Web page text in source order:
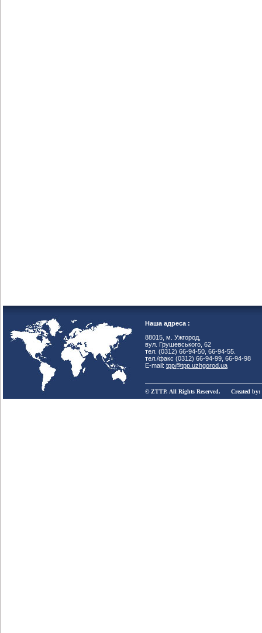
Наша адреса :
88015, м. Ужгород,
вул. Грушевського, 62
тел. (0312) 66-94-50, 66-94-55.
тел./факс (0312) 66-94-99, 66-94-98
E-mail: tpp@tpp.uzhgorod.ua
© ZTTP. All Rights Reserved. Created by: